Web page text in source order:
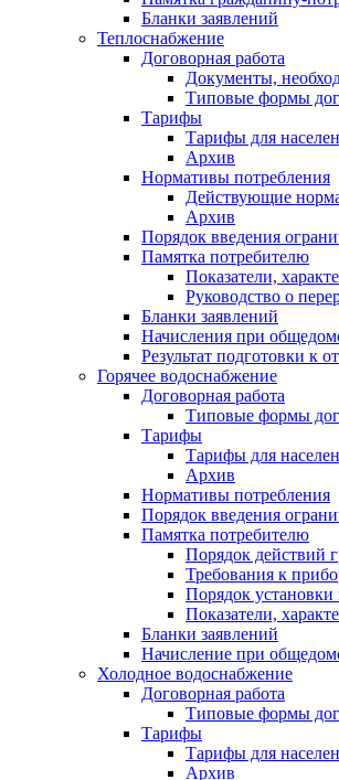
Бланки заявлений
Теплоснабжение
Договорная работа
Документы,
Типовые формы
Тарифы
Тарифы для
Архив
Нормативы потребления
Действующие
Архив
Порядок введения
Памятка потребителю
Показатели,
Руководство о
Бланки заявлений
Начисления при
Результат подготовки к
Горячее водоснабжение
Договорная работа
Типовые формы
Тарифы
Тарифы для
Архив
Нормативы потребления
Порядок введения
Памятка потребителю
Порядок действий
Требования к
Порядок
Показатели,
Бланки заявлений
Начисление при
Холодное водоснабжение
Договорная работа
Типовые формы
Тарифы
Тарифы для
Архив